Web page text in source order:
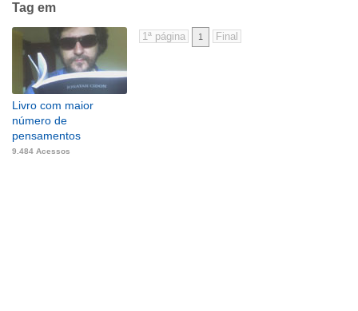
Tag em
Livro com maior
número de
pensamentos
9.484 Acessos
1